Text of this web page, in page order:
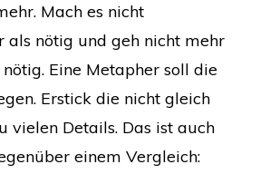
Mach es nicht
als nötig und geh nicht mehr
Eine Metapher soll die
Erstick die nicht gleich
vielen Details. Das ist auch
einem Vergleich: